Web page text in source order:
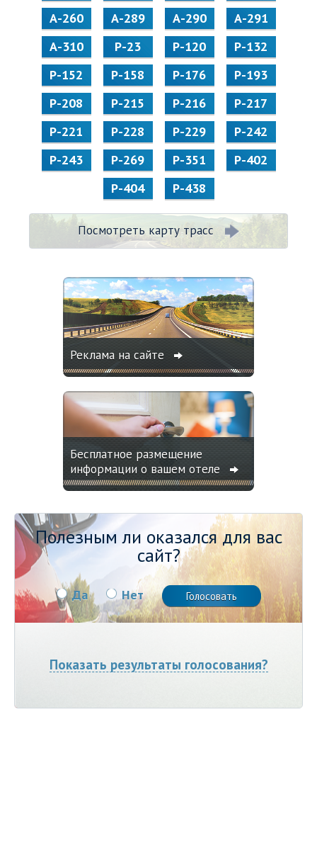
А-260
А-289 А-290
А-291
А-310
Р-23 Р-120
Р-132
Р-152
Р-158 Р-176
Р-193
Р-208
Р-215 Р-216
Р-217
Р-221
Р-228 Р-229
Р-242
Р-243
Р-269 Р-351
Р-402
Р-404
Р-438
Посмотреть карту трасс
Реклама на сайте
Бесплатное размещение
информации о вашем отеле
Полезным ли оказался для вас
сайт?
Да Нет
Показать результаты голосования?